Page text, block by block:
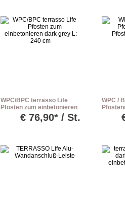
WPC/BPC terrasso Life
Pfosten zum einbetonieren
dark grey L: 240 cm
€ 76,90* / St.
WPC /